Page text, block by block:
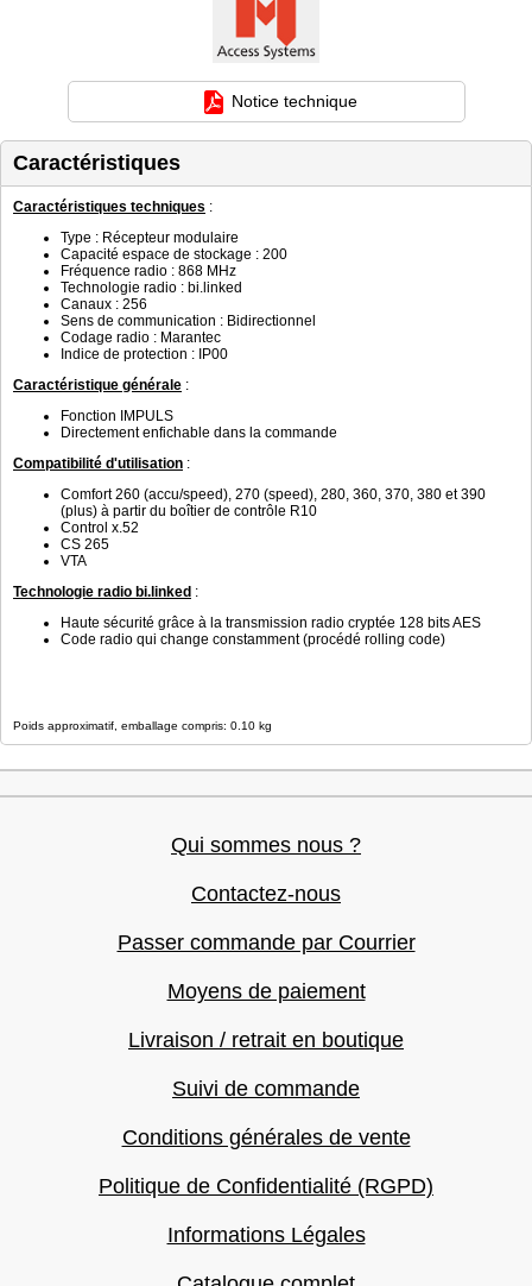
Notice technique
Caractéristiques
Caractéristiques techniques :
Type : Récepteur modulaire
Capacité espace de stockage : 200
Fréquence radio : 868 MHz
Technologie radio : bi.linked
Canaux : 256
Sens de communication : Bidirectionnel
Codage radio : Marantec
Indice de protection : IP00
Caractéristique générale :
Fonction IMPULS
Directement enfichable dans la commande
Compatibilité d'utilisation :
Comfort 260 (accu/speed), 270 (speed), 280, 360, 370, 380 et 390
(plus) à partir du boîtier de contrôle R10
Control x.52
CS 265
VTA
Technologie radio bi.linked :
Haute sécurité grâce à la transmission radio cryptée 128 bits AES
Code radio qui change constamment (procédé rolling code)
Poids approximatif, emballage compris: 0.10 kg
Qui sommes nous ?
Contactez-nous
Passer commande par Courrier
Moyens de paiement
Livraison / retrait en boutique
Suivi de commande
Conditions générales de vente
Politique de Confidentialité (RGPD)
Informations Légales